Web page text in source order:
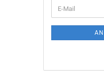
ZUR
E-
Mail